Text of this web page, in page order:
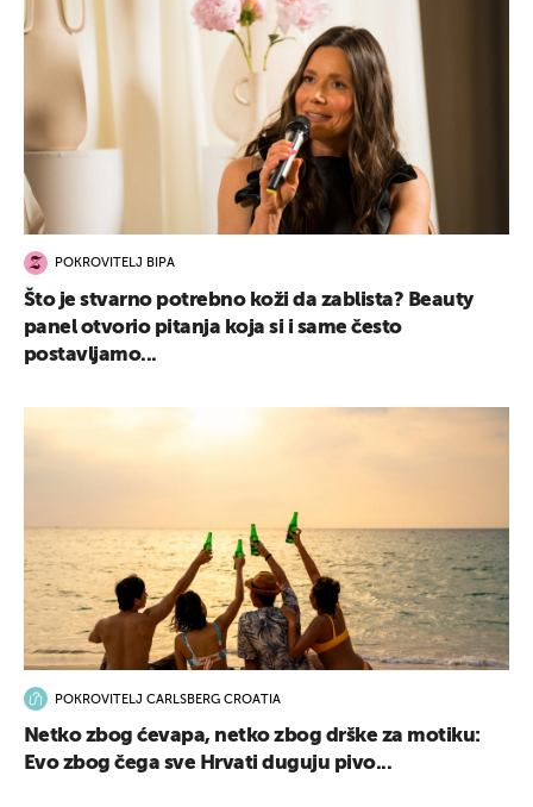
POKROVITELJ BIPA
Što je stvarno potrebno koži da zablista? Beauty
panel otvorio pitanja koja si i same često
postavljamo...
POKROVITELJ CARLSBERG CROATIA
Netko zbog ćevapa, netko zbog drške za motiku:
Evo zbog čega sve Hrvati duguju pivo...